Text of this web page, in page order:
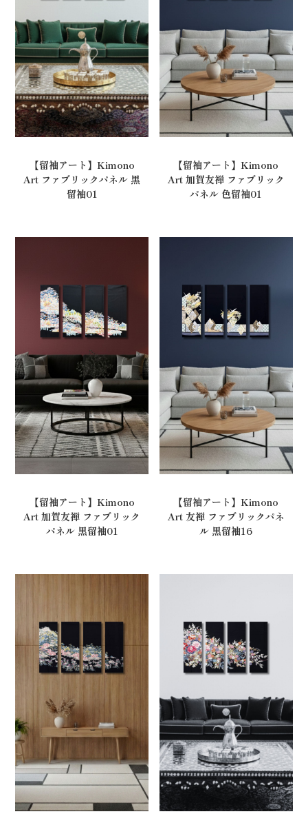
【留袖アート】Kimono
Art ファブリックパネル 黒
留袖01
【留袖アート】Kimono
Art 加賀友禅 ファブリック
パネル 色留袖01
【留袖アート】Kimono
Art 加賀友禅 ファブリック
パネル 黒留袖01
【留袖アート】Kimono
Art 友禅 ファブリックパネ
ル 黒留袖16